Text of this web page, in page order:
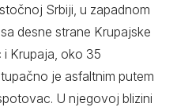
Srbiji, u zapadnom
desne strane Krupajske
i Krupaja, oko 35
je asfaltnim putem
U njegovoj blizini